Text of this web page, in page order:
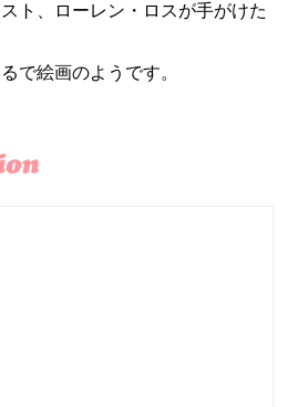
ト、ローレン・ロスが手がけた
で絵画のようです。